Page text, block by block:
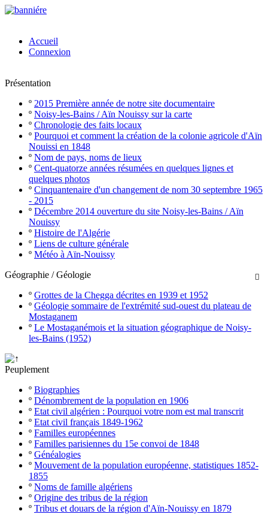
Accueil
Connexion
Présentation
º 2015 Première année de notre site documentaire
º Noisy-les-Bains / Aïn Nouissy sur la carte
º Chronologie des faits locaux
º Pourquoi et comment la création de la colonie agricole d'Aïn
Nouissi en 1848
º Nom de pays, noms de lieux
º Cent-quatorze années résumées en quelques lignes et
quelques photos
º Cinquantenaire d'un changement de nom 30 septembre 1965
- 2015
º Décembre 2014 ouverture du site Noisy-les-Bains / Aïn
Nouissy
º Histoire de l'Algérie
º Liens de culture générale
º Météo à Aïn-Nouissy

Géographie / Géologie
º Grottes de la Chegga décrites en 1939 et 1952
º Géologie sommaire de l'extrémité sud-ouest du plateau de
Mostaganem
º Le Mostaganémois et la situation géographique de Noisy-
les-Bains (1952)
Peuplement
º Biographies
º Dénombrement de la population en 1906
º Etat civil algérien : Pourquoi votre nom est mal transcrit
º Etat civil français 1849-1962
º Familles européennes
º Familles parisiennes du 15e convoi de 1848
º Généalogies
º Mouvement de la population européenne, statistiques 1852-
1855
º Noms de famille algériens
º Origine des tribus de la région
º Tribus et douars de la région d'Aïn-Nouissy en 1879